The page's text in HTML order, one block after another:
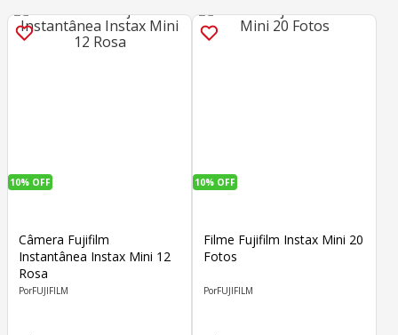
10% OFF
Câmera Fujifilm
Instantânea Instax Mini 12
Rosa
FUJIFILM
10% OFF
Filme Fujifilm Instax Mini 20
Fotos
FUJIFILM